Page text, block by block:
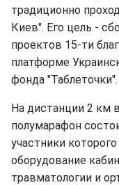
традиционно
Киев". Его цель -
проектов 15-ти
платформе
фонда "Таблеточки".
На дистанции 2 км
полумарафон
участники
оборудование
травматологии и